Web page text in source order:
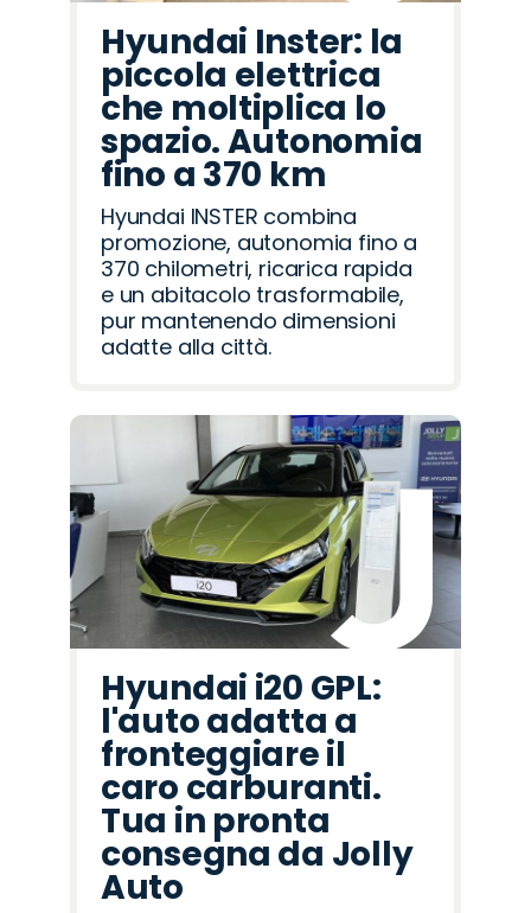
Hyundai Inster: la
piccola elettrica
che moltiplica lo
spazio. Autonomia
fino a 370 km
Hyundai INSTER combina
promozione, autonomia fino a
370 chilometri, ricarica rapida
e un abitacolo trasformabile,
pur mantenendo dimensioni
adatte alla città.
Hyundai i20 GPL:
l'auto adatta a
fronteggiare il
caro carburanti.
Tua in pronta
consegna da Jolly
Auto